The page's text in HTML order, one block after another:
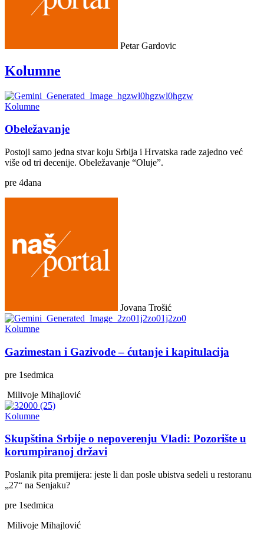
Petar Gardovic
Kolumne
Kolumne
Obeležavanje
Postoji samo jedna stvar koju Srbija i Hrvatska rade zajedno već
više od tri decenije. Obeležavanje “Oluje”.
pre 4dana
Jovana Trošić
Kolumne
Gazimestan i Gazivode – ćutanje i kapitulacija
pre 1sedmica
Milivoje Mihajlović
Kolumne
Skupština Srbije o nepoverenju Vladi: Pozorište u
korumpiranoj državi
Poslanik pita premijera: jeste li dan posle ubistva sedeli u restoranu
„27“ na Senjaku?
pre 1sedmica
Milivoje Mihajlović